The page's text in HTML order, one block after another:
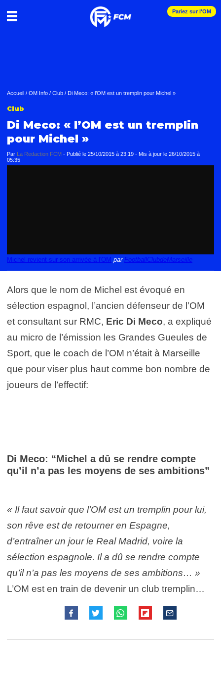
Pariez sur l'OM
Accueil / OM Info / Club / Di Meco: « l’OM est un tremplin pour Michel »
Club
Di Meco: « l’OM est un tremplin
pour Michel »
Par La Redaction FCM - Publié le 25/10/2015 à 23:19 - Mis à jour le 26/10/2015 à
05:35
Michel revient sur son arrivée à l'OM par FootballClubdeMarseille
Alors que le nom de Michel est évoqué en
sélection espagnol, l’ancien défenseur de l’OM
et consultant sur RMC, Eric Di Meco, a expliqué
au micro de l’émission les Grandes Gueules de
Sport, que le coach de l’OM n’était à Marseille
que pour viser plus haut comme bon nombre de
joueurs de l’effectif:
Di Meco: “Michel a dû se rendre compte
qu’il n’a pas les moyens de ses ambitions”
« Il faut savoir que l’OM est un tremplin pour lui,
son rêve est de retourner en Espagne,
d’entraîner un jour le Real Madrid, voire la
sélection espagnole. Il a dû se rendre compte
qu’il n’a pas les moyens de ses ambitions… »
L’OM est en train de devenir un club tremplin…